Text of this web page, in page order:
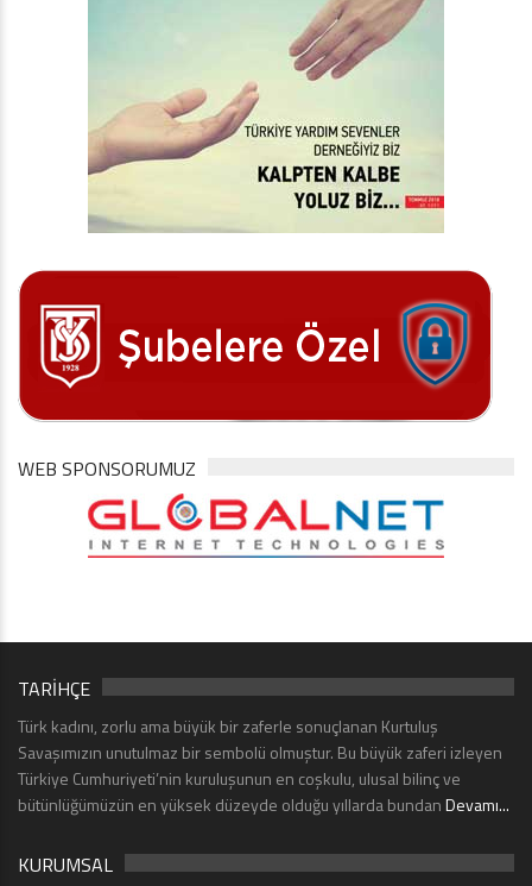
WEB SPONSORUMUZ
TARİHÇE
Türk kadını, zorlu ama büyük bir zaferle sonuçlanan Kurtuluş
Savaşımızın unutulmaz bir sembolü olmuştur. Bu büyük zaferi izleyen
Türkiye Cumhuriyeti’nin kuruluşunun en coşkulu, ulusal bilinç ve
bütünlüğümüzün en yüksek düzeyde olduğu yıllarda bundanDevamı...
KURUMSAL